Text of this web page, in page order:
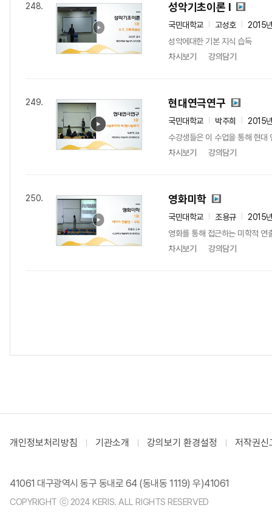
248. 성악기초이론 I
국민대학교 고성호
2015
성악에대한 기본 지식 습득
차시보기
강의담기
249. 현대연극연구
국민대학교 박주희
2015
수강생들은 이 수업을 통해 현대
차시보기
강의담기
250. 영화미학
국민대학교 조용규
2015
영화를 통해 접근하는 미학적 연
차시보기
강의담기
개인정보처리방침 기관소개 강의보기 환경설정 저작권신
41061 대구광역시 동구 동내로 64 (동내동 1119) 우)41061
COPYRIGHT ⓒ 2024 KERIS. ALL RIGHTS RESERVED